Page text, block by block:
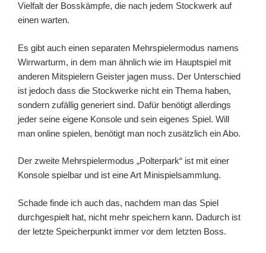
Vielfalt der Bosskämpfe, die nach jedem Stockwerk auf
einen warten.
Es gibt auch einen separaten Mehrspielermodus namens
Wirrwarturm, in dem man ähnlich wie im Hauptspiel mit
anderen Mitspielern Geister jagen muss. Der Unterschied
ist jedoch dass die Stockwerke nicht ein Thema haben,
sondern zufällig generiert sind. Dafür benötigt allerdings
jeder seine eigene Konsole und sein eigenes Spiel. Will
man online spielen, benötigt man noch zusätzlich ein Abo.
Der zweite Mehrspielermodus „Polterpark“ ist mit einer
Konsole spielbar und ist eine Art Minispielsammlung.
Schade finde ich auch das, nachdem man das Spiel
durchgespielt hat, nicht mehr speichern kann. Dadurch ist
der letzte Speicherpunkt immer vor dem letzten Boss.